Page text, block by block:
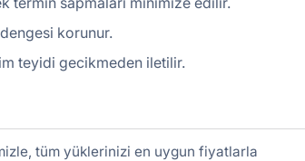
korunur.
teyidi gecikmeden iletilir.
tüm yüklerinizi en uygun fiyatlarla